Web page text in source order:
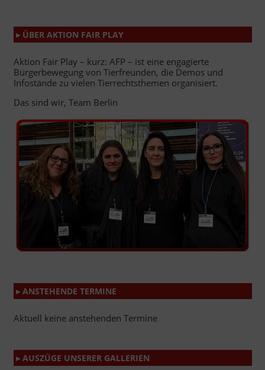
▸ ÜBER AKTION FAIR PLAY
Aktion Fair Play – kurz: AFP – ist eine engagierte
Bürgerbewegung von Tierfreunden, die Demos und
Infostände zu vielen Tierrechtsthemen organisiert.
Das sind wir, Team Berlin
▸ ANSTEHENDE TERMINE
Aktuell keine anstehenden Termine
▸ AUSZÜGE UNSERER GALLERIEN